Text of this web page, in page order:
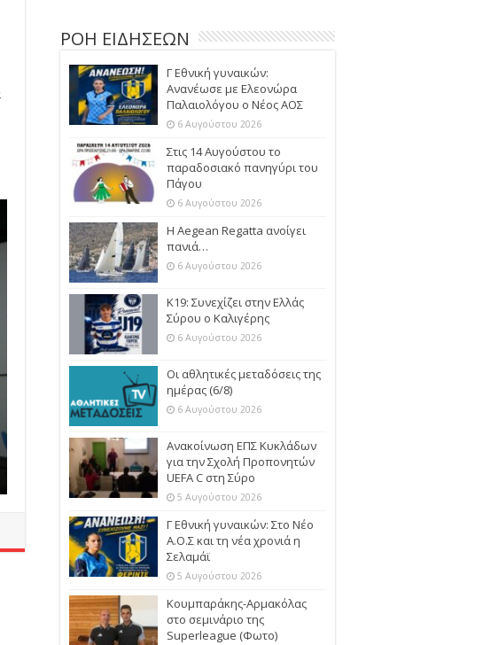
ΡΟΗ ΕΙΔΗΣΕΩΝ
Γ Εθνική γυναικών:
Ανανέωσε με Ελεονώρα
Παλαιολόγου ο Νέος ΑΟΣ
6 Αυγούστου 2026
Στις 14 Αυγούστου το
παραδοσιακό πανηγύρι του
Πάγου
6 Αυγούστου 2026
Η Aegean Regatta ανοίγει
πανιά…
6 Αυγούστου 2026
Κ19: Συνεχίζει στην Ελλάς
Σύρου ο Καλιγέρης
6 Αυγούστου 2026
Οι αθλητικές μεταδόσεις της
ημέρας (6/8)
6 Αυγούστου 2026
Ανακοίνωση ΕΠΣ Κυκλάδων
για την Σχολή Προπονητών
UEFA C στη Σύρο
5 Αυγούστου 2026
Γ Εθνική γυναικών: Στο Νέο
Α.Ο.Σ και τη νέα χρονιά η
Σελαμάϊ
5 Αυγούστου 2026
Κουμπαράκης-Αρμακόλας
στο σεμινάριο της
Superleague (Φωτο)